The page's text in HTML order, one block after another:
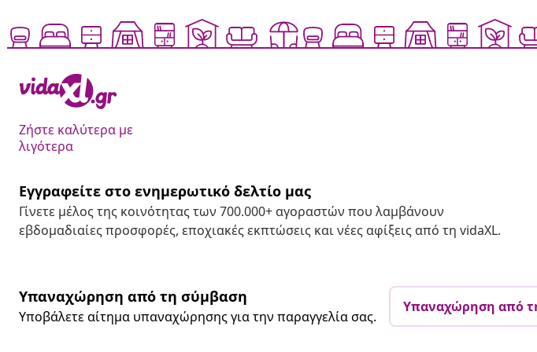
Ζήστε καλύτερα με
λιγότερα
Εγγραφείτε στο ενημερωτικό δελτίο μας
Γίνετε μέλος της κοινότητας των 700.000+ αγοραστών που λαμβάνουν
εβδομαδιαίες προσφορές, εποχιακές εκπτώσεις και νέες αφίξεις από τη vidaXL.
Υπαναχώρηση από τη σύμβαση
Υποβάλετε αίτημα υπαναχώρησης για την παραγγελία σας.
Υπαναχώρηση από